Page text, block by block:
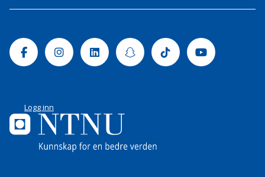
FacebookInstagramLinkedinSnapchatTiktok Youtube
Logg inn